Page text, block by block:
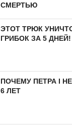
СМЕРТЬЮ
ЭТОТ ТРЮК
ГРИБОК ЗА 5 ДНЕЙ!
ПОЧЕМУ ПЕТРА I
6 ЛЕТ